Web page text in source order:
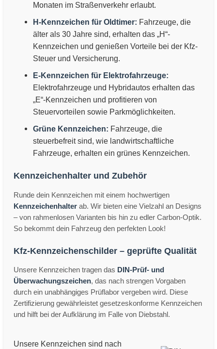
Monaten im Straßenverkehr erlaubt.
H-Kennzeichen für Oldtimer: Fahrzeuge, die
älter als 30 Jahre sind, erhalten das „H“-
Kennzeichen und genießen Vorteile bei der Kfz-
Steuer und Versicherung.
E-Kennzeichen für Elektrofahrzeuge:
Elektrofahrzeuge und Hybridautos erhalten das
„E“-Kennzeichen und profitieren von
Steuervorteilen sowie Parkmöglichkeiten.
Grüne Kennzeichen: Fahrzeuge, die
steuerbefreit sind, wie landwirtschaftliche
Fahrzeuge, erhalten ein grünes Kennzeichen.
Kennzeichenhalter und Zubehör
Runde dein Kennzeichen mit einem hochwertigen
Kennzeichenhalter ab. Wir bieten eine Vielzahl an Designs
– von rahmenlosen Varianten bis hin zu edler Carbon-Optik.
So bekommt dein Fahrzeug den perfekten Look!
Kfz-Kennzeichenschilder – geprüfte Qualität
Unsere Kennzeichen tragen das DIN-Prüf- und
Überwachungszeichen, das nach strengen Vorgaben
durch ein unabhängiges Prüflabor vergeben wird. Diese
Zertifizierung gewährleistet gesetzeskonforme Kennzeichen
und hilft bei der Aufklärung im Falle von Diebstahl.
Unsere Kennzeichen sind nach